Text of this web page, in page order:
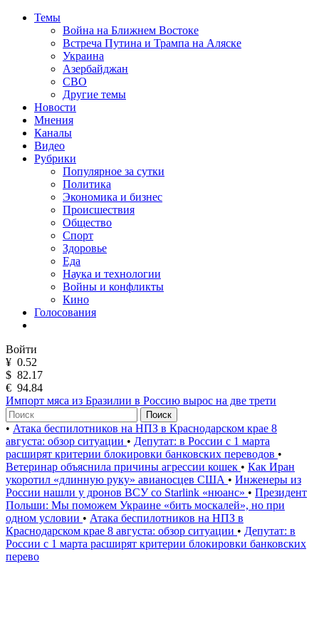
Темы
Война на Ближнем Востоке
Встреча Путина и Трампа на Аляске
Украина
Азербайджан
СВО
Другие темы
Новости
Мнения
Каналы
Видео
Рубрики
Популярное за сутки
Политика
Экономика и бизнес
Происшествия
Общество
Спорт
Здоровье
Еда
Наука и технологии
Войны и конфликты
Кино
Голосования
Войти
¥ 0.52
$ 82.17
€ 94.84
Импорт мяса из Бразилии в Россию вырос на две трети
Поиск
• Атака беспилотников на НПЗ в Краснодарском крае 8
августа: обзор ситуации • Депутат: в России с 1 марта
расширят критерии блокировки банковских переводов •
Ветеринар объяснила причины агрессии кошек • Как Иран
укоротил «длинную руку» авианосцев США • Инженеры из
России нашли у дронов ВСУ со Starlink «нюанс» • Президент
Польши: Мы поможем Украине «бить москалей», но при
одном условии • Атака беспилотников на НПЗ в
Краснодарском крае 8 августа: обзор ситуации • Депутат: в
России с 1 марта расширят критерии блокировки банковских
перево